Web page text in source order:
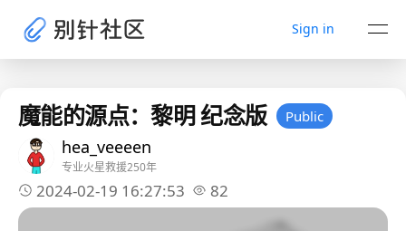
Sign in
魔能的源点：黎明 纪念版 Public
hea_veeeen
专业火星救援250年
2024-02-19 16:27:53 82